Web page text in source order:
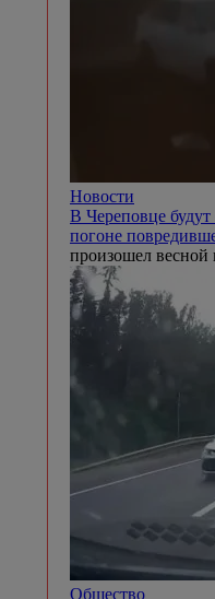
Новости
В Череповце
погоне
произошел весной
Общество